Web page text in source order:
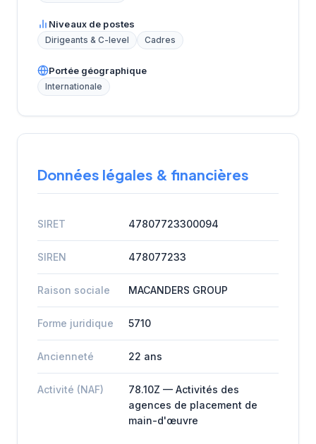
Niveaux de postes
Dirigeants & C-level Cadres
Portée géographique
Internationale
Données légales & financières
SIRET 47807723300094
SIREN 478077233
Raison sociale MACANDERS GROUP
Forme juridique 5710
Ancienneté 22 ans
Activité (NAF)
78.10Z — Activités des
agences de placement de
main-d'œuvre